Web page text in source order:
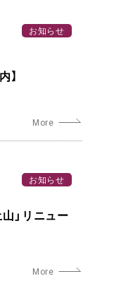
お知らせ
】
お知らせ
」リニュー